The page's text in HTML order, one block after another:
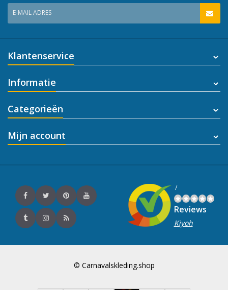
E-MAIL ADRES
Klantenservice
Informatie
Categorieën
Mijn account
/
Reviews
Kiyoh
© Carnavalskleding.shop